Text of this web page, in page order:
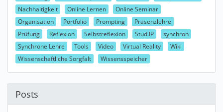
Nachhaltigkeit
Online Lernen
Online Seminar
Organisation
Portfolio Prompting
Präsenzlehre
Prüfung
Reflexion Selbstreflexion Stud.IP
synchron
Synchrone Lehre
Tools Video Virtual Reality
Wiki
Wissenschaftliche Sorgfalt
Wissensspeicher
Posts